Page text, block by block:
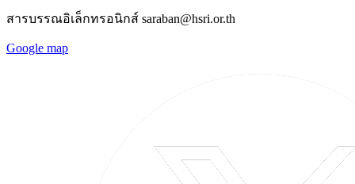
สารบรรณอิเล็กทรอนิกส์ saraban@hsri.or.th
Google map